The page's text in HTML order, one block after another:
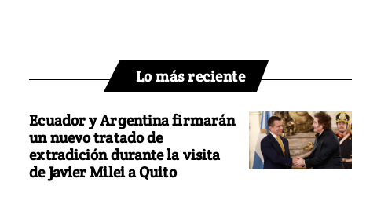
Lo más reciente
Ecuador y Argentina firmarán
un nuevo tratado de
extradición durante la visita
de Javier Milei a Quito